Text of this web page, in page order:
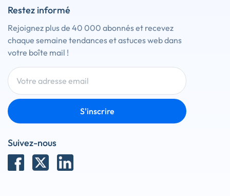
Restez informé
Rejoignez plus de 40 000 abonnés et recevez
chaque semaine tendances et astuces web dans
votre boîte mail !
S'inscrire
Suivez-nous